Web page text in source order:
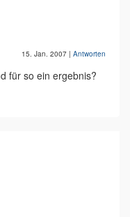
15. Jan. 2007 | Antworten
für so ein ergebnis?